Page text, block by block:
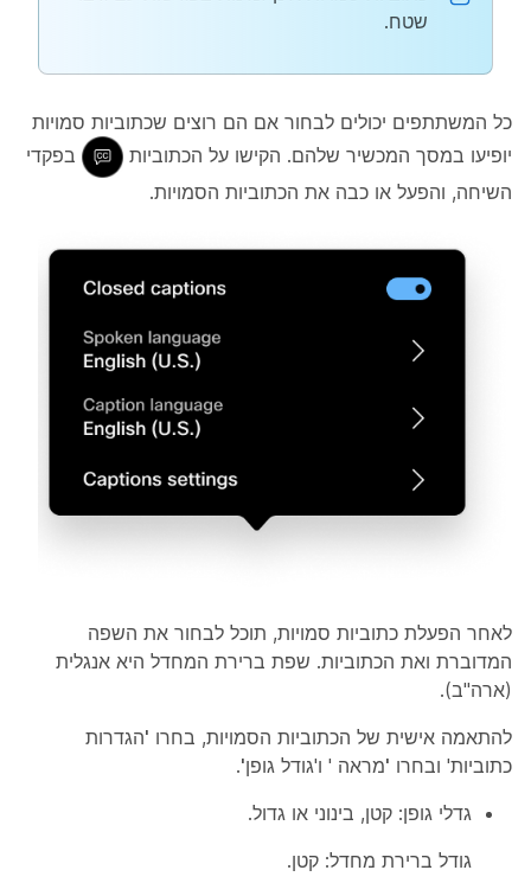
שטח.
כל המשתתפים יכולים לבחור אם הם רוצים שכתוביות סמויות
יופיעו במסך המכשיר שלהם. הקישו על הכתוביות
בפקדי
השיחה, והפעל או כבה את הכתוביות הסמויות.
לאחר הפעלת כתוביות סמויות, תוכל לבחור את השפה
המדוברת ואת הכתוביות. שפת ברירת המחדל היא אנגלית
(ארה"ב).
להתאמה אישית של הכתוביות הסמויות, בחרו 'הגדרות
כתוביות' ובחרו 'מראה ' ו'גודל גופן'.
גדלי גופן: קטן, בינוני או גדול.
גודל ברירת מחדל: קטן.